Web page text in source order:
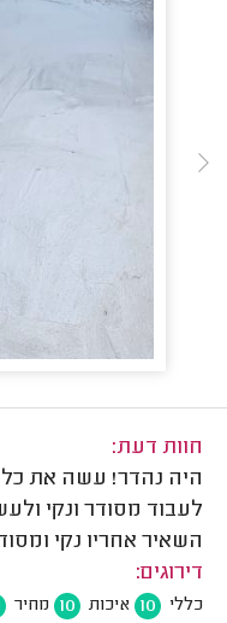
חוות דעת:
היה נהדר! עשה את
לעבוד מסודר ונקי
השאיר אחריו נקי
דירוגים:
כללי 10 איכות 10 מחיר